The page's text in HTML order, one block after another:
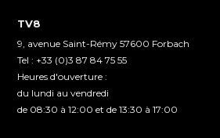
TV8
9, avenue Saint-Rémy 57600 Forbach
Tel : +33 (0)3 87 84 75 55
Heures d'ouverture :
du lundi au vendredi
de 08:30 à 12:00 et de 13:30 à 17:00